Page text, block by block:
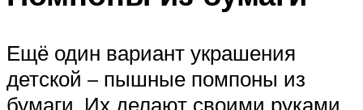
Ещё один вариант украшения
детской – пышные помпоны из
бумаги. Их делают своими руками